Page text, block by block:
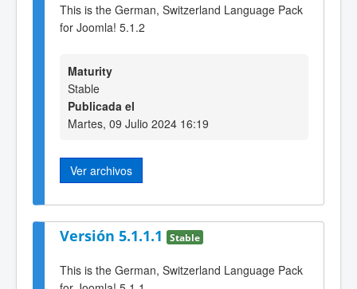
This is the German, Switzerland Language Pack
for Joomla! 5.1.2
Maturity
Stable
Publicada el
Martes, 09 Julio 2024 16:19
Ver archivos
Versión 5.1.1.1 Stable
This is the German, Switzerland Language Pack